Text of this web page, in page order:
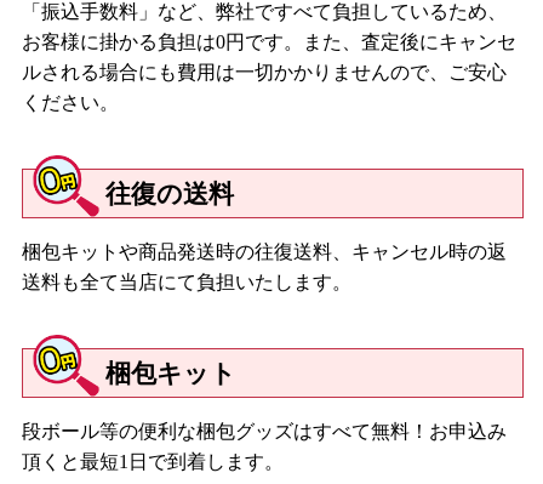
「振込手数料」など、弊社ですべて負担しているため、
お客様に掛かる負担は0円です。また、査定後にキャンセ
ルされる場合にも費用は一切かかりませんので、ご安心
ください。
往復の送料
梱包キットや商品発送時の往復送料、キャンセル時の返
送料も全て当店にて負担いたします。
梱包キット
段ボール等の便利な梱包グッズはすべて無料！お申込み
頂くと最短1日で到着します。